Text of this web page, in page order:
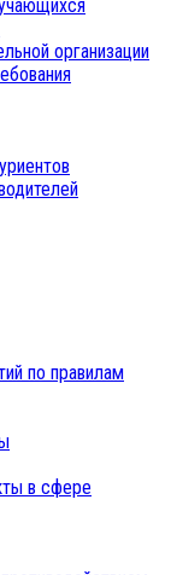
организации
по правилам
в сфере